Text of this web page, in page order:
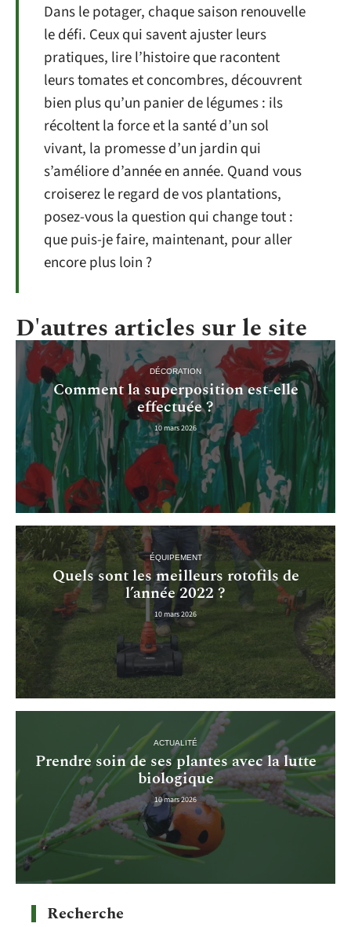
Dans le potager, chaque saison renouvelle
le défi. Ceux qui savent ajuster leurs
pratiques, lire l’histoire que racontent
leurs tomates et concombres, découvrent
bien plus qu’un panier de légumes : ils
récoltent la force et la santé d’un sol
vivant, la promesse d’un jardin qui
s’améliore d’année en année. Quand vous
croiserez le regard de vos plantations,
posez-vous la question qui change tout :
que puis-je faire, maintenant, pour aller
encore plus loin ?
D'autres articles sur le site
DÉCORATION
Comment la superposition est-elle
effectuée ?
10 mars 2026
ÉQUIPEMENT
Quels sont les meilleurs rotofils de
l’année 2022 ?
10 mars 2026
ACTUALITÉ
Prendre soin de ses plantes avec la lutte
biologique
10 mars 2026
Recherche